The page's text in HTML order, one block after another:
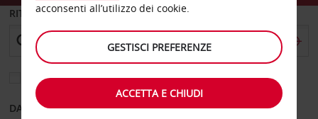
RITIRO DA
Scegli una località di riconsegna diversa
DAL GIORNO AL GIORNO
acconsenti all’utilizzo dei cookie.
GESTISCI PREFERENZE
ACCETTA E CHIUDI